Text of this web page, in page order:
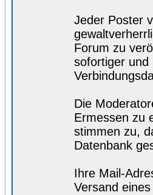
Jeder Poster
Forum zu
sofortiger und
Die
Ermessen zu
stimmen zu,
Datenbank
Ihre Mail-
Versand